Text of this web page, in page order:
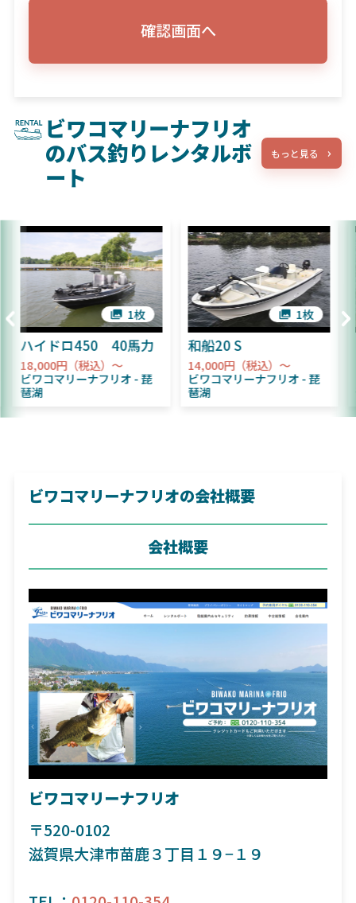
確認画面へ
ビワコマリーナフリオ
のバス釣りレンタルボ
ート
もっと見る
ハイドロ450 40馬力
18,000円（税込）～
ビワコマリーナフリオ 琵
琶湖
1枚
和船20 S
14,000円（税込）～
ビワコマリーナフリオ 琵
琶湖
1枚
ビワコマリーナフリオの会社概要
会社概要
ビワコマリーナフリオ
〒520-0102
滋賀県大津市苗鹿３丁目１９−１９